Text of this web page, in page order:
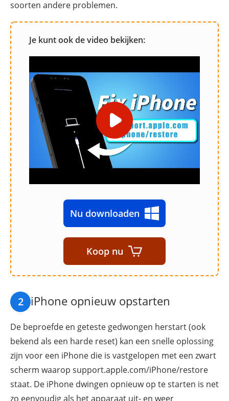
soorten andere problemen.
Je kunt ook de video bekijken:
Nu downloaden
Koop nu
2 iPhone opnieuw opstarten
De beproefde en geteste gedwongen herstart (ook
bekend als een harde reset) kan een snelle oplossing
zijn voor een iPhone die is vastgelopen met een zwart
scherm waarop support.apple.com/iPhone/restore
staat. De iPhone dwingen opnieuw op te starten is net
zo eenvoudig als het apparaat uit- en weer